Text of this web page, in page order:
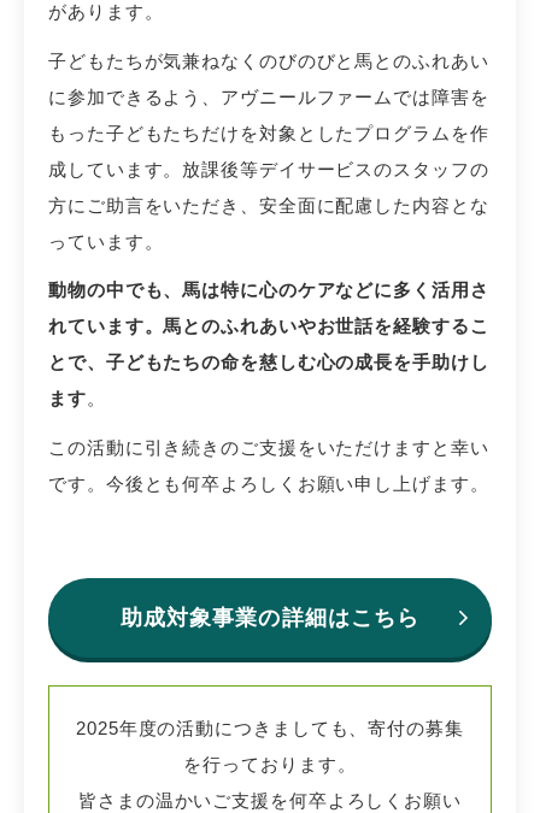
があります。
子どもたちが気兼ねなくのびのびと馬とのふれあい
に参加できるよう、アヴニールファームでは障害を
もった子どもたちだけを対象としたプログラムを作
成しています。放課後等デイサービスのスタッフの
方にご助言をいただき、安全面に配慮した内容とな
っています。
動物の中でも、馬は特に心のケアなどに多く活用さ
れています。馬とのふれあいやお世話を経験するこ
とで、子どもたちの命を慈しむ心の成長を手助けし
ます。
この活動に引き続きのご支援をいただけますと幸い
です。今後とも何卒よろしくお願い申し上げます。
助成対象事業の詳細はこちら
2025年度の活動につきましても、寄付の募集
を行っております。
皆さまの温かいご支援を何卒よろしくお願い